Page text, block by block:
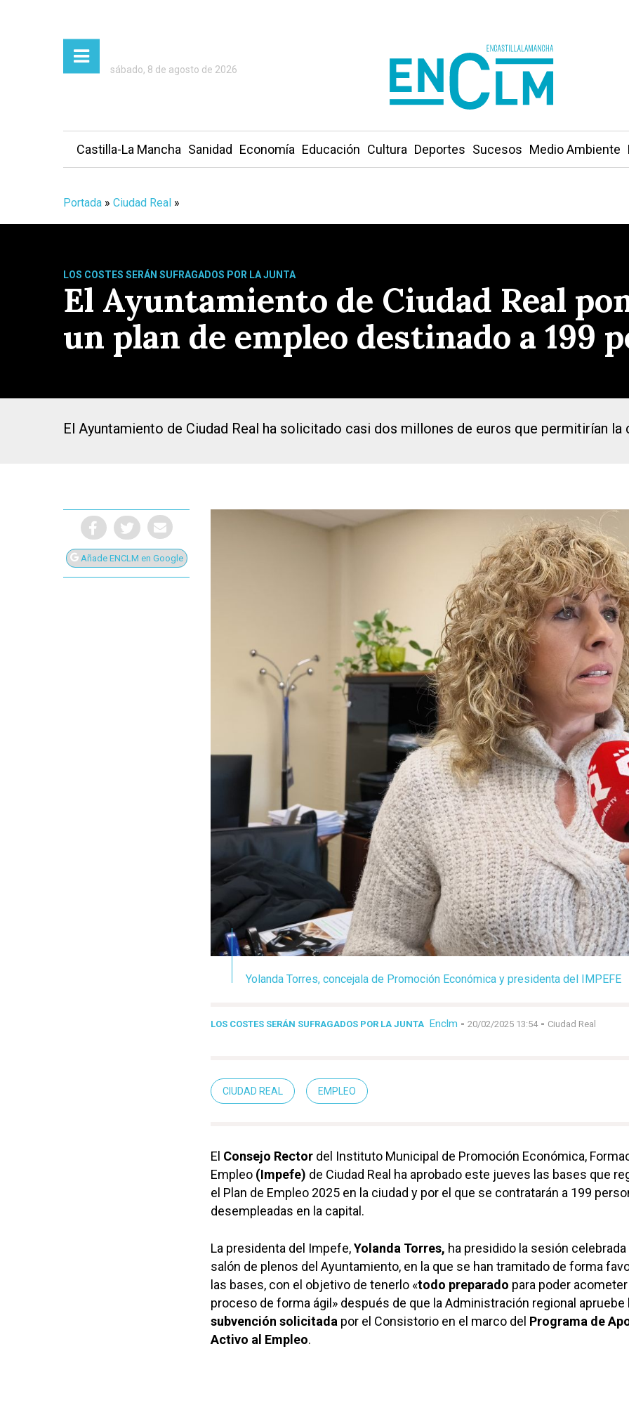
Presiona Intro para buscar o ESC para cerrar
sábado, 8 de agosto de 2026
Castilla-La Mancha Sanidad Economía Educación Cultura Deportes Sucesos Medio Ambiente
Portada » Ciudad Real »
LOS COSTES SERÁN SUFRAGADOS POR LA JUNTA
El Ayuntamiento de Ciudad Real
un plan de empleo destinado a 199
El Ayuntamiento de Ciudad Real ha solicitado casi dos millones de euros que permitirían
Añade ENCLM en Google
Yolanda Torres, concejala de Promoción Económica y presidenta del IMPEFE
LOS COSTES SERÁN SUFRAGADOS POR LA JUNTA Enclm - 20/02/2025 13:54- Ciudad Real
CIUDAD REAL EMPLEO
El Consejo Rector del Instituto Municipal de Promoción Económica,
Empleo (Impefe) de Ciudad Real ha aprobado este jueves las bases que
el Plan de Empleo 2025 en la ciudad y por el que se contratarán a 199
desempleadas en la capital.
La presidenta del Impefe,Yolanda Torres, ha presidido la sesión celebrada
salón de plenos del Ayuntamiento, en la que se han tramitado de forma
las bases, con el objetivo de tenerlo «todo preparado para poder acometer
proceso de forma ágil» después de que la Administración regional apruebe
subvención solicitada por el Consistorio en el marco del Programa de
Activo al Empleo.